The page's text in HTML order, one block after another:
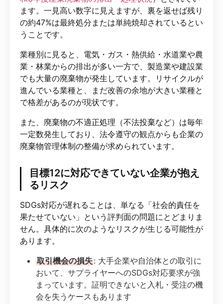
ます。一見高い数字に見えますが、裏を返せば残り
の約47%は最終処分または単純焼却されているとい
うことです。
業種別に見ると、電気・ガス・熱供給・水道業や農
業・林業からの排出が多い一方で、製造業や建設業
でも大量の廃棄物が発生しています。リサイクルが
進んでいる業種と、まだ改善の余地が大きい業種と
で格差があるのが現状です。
また、廃棄物の不適正処理（不法投棄など）は毎年
一定数発生しており、法令遵守の観点からも企業の
廃棄物管理体制の整備が求められています。
目標12に対応できていない企業が抱え
るリスク
SDGs対応が遅れることは、単なる「社会的責任を
果たせていない」という評判面の問題にとどまりま
せん。具体的に次のようなリスクが生じる可能性が
あります。
取引機会の損失: 大手企業や自治体との取引に
おいて、サプライヤーへのSDGs対応要求が強
まっています。証明できないと入札・受注の機
会を失うケースもあります